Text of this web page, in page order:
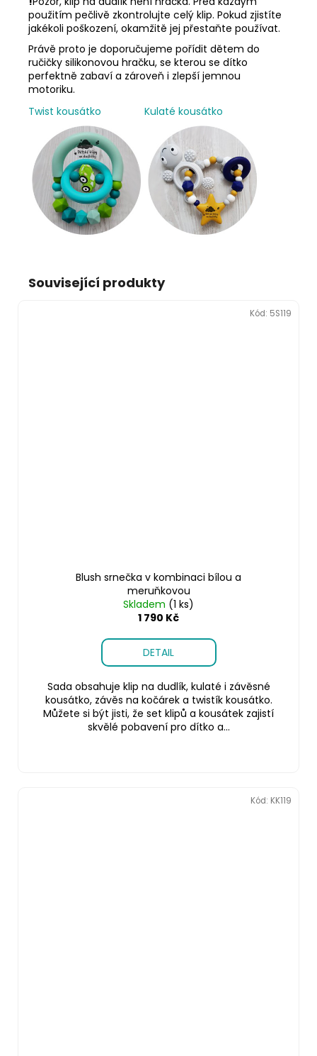
použitím pečlivě zkontrolujte celý klip. Pokud zjistíte
jakékoli poškození, okamžitě jej přestaňte používat.
Právě proto je doporučujeme pořídit dětem do
ručičky silikonovou hračku, se kterou se dítko
perfektně zabaví a zároveň i zlepší jemnou
motoriku.
Twist kousátko
Kulaté kousátko
Související produkty
Blush srnečka v kombinaci bílou a
meruňkovou
Skladem (1 ks)
1 790 Kč
DETAIL
Sada obsahuje klip na dudlík, kulaté i závěsné
kousátko, závěs na kočárek a twistík kousátko.
Můžete si být jisti, že set klipů a kousátek zajistí
skvělé pobavení pro dítko a...
Kód: 5S119
Kód: KK119